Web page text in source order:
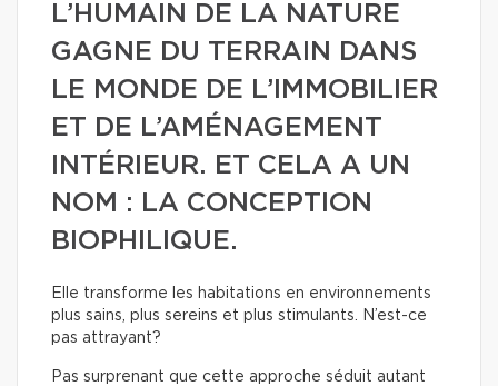
L’HUMAIN DE LA NATURE
GAGNE DU TERRAIN DANS
LE MONDE DE L’IMMOBILIER
ET DE L’AMÉNAGEMENT
INTÉRIEUR. ET CELA A UN
NOM : LA CONCEPTION
BIOPHILIQUE.
Elle transforme les habitations en environnements
plus sains, plus sereins et plus stimulants. N’est-ce
pas attrayant?
Pas surprenant que cette approche séduit autant